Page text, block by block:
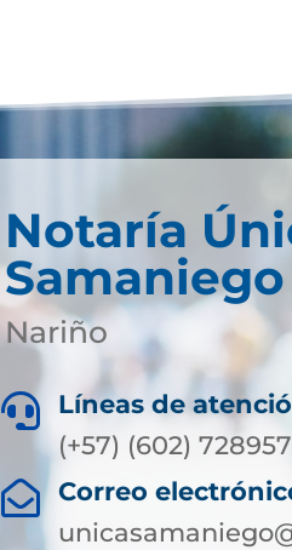
Notaría
Samaniego
Nariño

Líneas de
(+57) (602)

Correo